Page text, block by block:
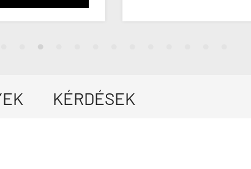
KÉRDÉSEK